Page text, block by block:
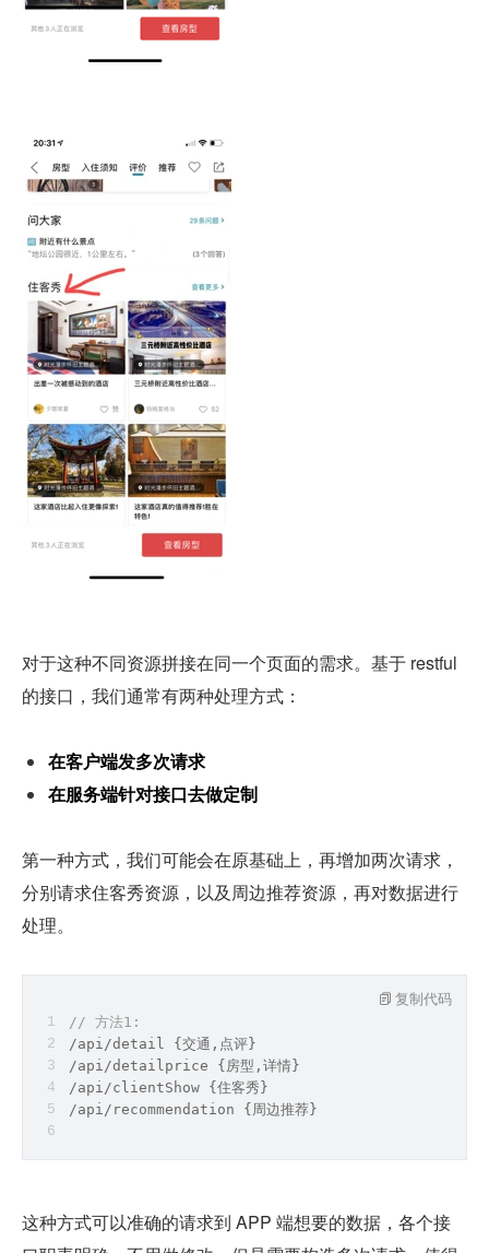
对于这种不同资源拼接在同一个页面的需求。基于 restful
的接口，我们通常有两种处理方式：
在客户端发多次请求
在服务端针对接口去做定制
第一种方式，我们可能会在原基础上，再增加两次请求，
分别请求住客秀资源，以及周边推荐资源，再对数据进行
处理。
// 方法1:
/api/detail {交通,点评}
/api/detailprice {房型,详情}
/api/clientShow {住客秀}
/api/recommendation {周边推荐}
复制代码
这种方式可以准确的请求到 APP 端想要的数据，各个接